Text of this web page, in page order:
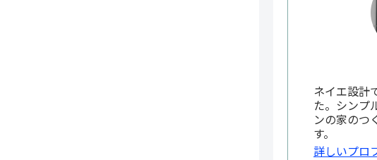
ネイエ設計
た。シンプ
ンの家のつ
す。
詳しいプロ